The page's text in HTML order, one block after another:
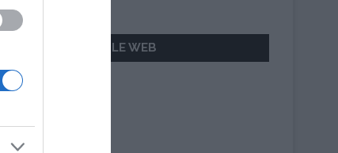
AILLEURS SUR LE WEB